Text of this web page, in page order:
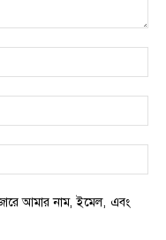
আমার নাম, ইমেল, এবং